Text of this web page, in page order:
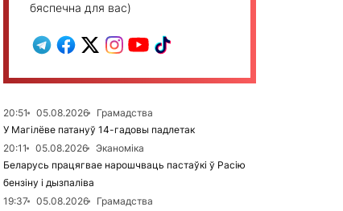
бяспечна для вас)
20:51 05.08.2026
Грамадства
У Магілёве патануў 14-гадовы падлетак
20:11
05.08.2026
Эканоміка
Беларусь працягвае нарошчваць пастаўкі ў Расію
бензіну і дызпаліва
19:37
05.08.2026
Грамадства